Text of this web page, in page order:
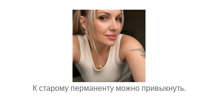
К старому перманенту можно привыкнуть.